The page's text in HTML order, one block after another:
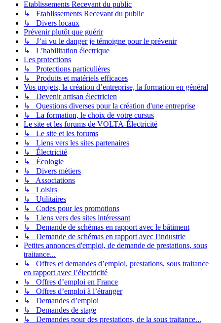
Etablissements Recevant du public
↳ Etablissements Recevant du public
↳ Divers locaux
Prévenir plutôt que guérir
↳ J’ai vu le danger je témoigne pour le prévenir
↳ L’habilitation électrique
Les protections
↳ Protections particulières
↳ Produits et matériels efficaces
Vos projets, la création d’entreprise, la formation en général
↳ Devenir artisan électricien
↳ Questions diverses pour la création d'une entreprise
↳ La formation, le choix de votre cursus
Le site et les forums de VOLTA-Électricité
↳ Le site et les forums
↳ Liens vers les sites partenaires
↳ Électricité
↳ Écologie
↳ Divers métiers
↳ Associations
↳ Loisirs
↳ Utilitaires
↳ Codes pour les promotions
↳ Liens vers des sites intéressant
↳ Demande de schémas en rapport avec le bâtiment
↳ Demande de schémas en rapport avec l'industrie
Petites annonces d'emploi, de demande de prestations, sous
traitance...
↳ Offres et demandes d’emploi, prestations, sous traitance
en rapport avec l’électricité
↳ Offres d’emploi en France
↳ Offres d’emploi à l’étranger
↳ Demandes d’emploi
↳ Demandes de stage
↳ Demandes pour des prestations, de la sous traitance...